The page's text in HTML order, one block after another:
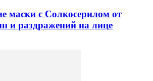
маски с Солкосерилом от
и раздражений на лице